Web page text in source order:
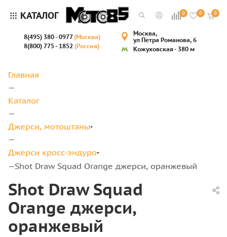
КАТАЛОГ 0 0 0
8(495) 380 - 0977(Москва)
8(800) 775 - 1852 (Россия)
Москва,
ул Петра Романова, 6
Кожуховская - 380 м
Главная
—
Каталог
—
Джерси, мотоштаны
—
Джерси кросс-эндуро
—Shot Draw Squad Orange джерси, оранжевый
Shot Draw Squad
Orange джерси,
оранжевый